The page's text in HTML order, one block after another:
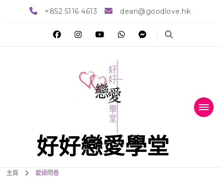
+852 5116 4613 dean@goodlove.hk
好好戀愛學堂
主頁 愛語問卷